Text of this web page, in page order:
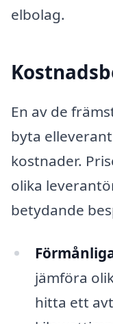
elbolag.
En av de
byta
kostnader.
olika
betydande
jämföra
hitta ett